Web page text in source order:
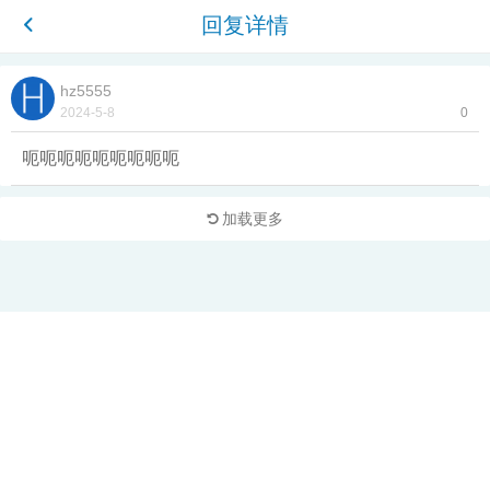
回复详情
hz5555
2024-5-8 0
呃呃呃呃呃呃呃呃呃
加载更多